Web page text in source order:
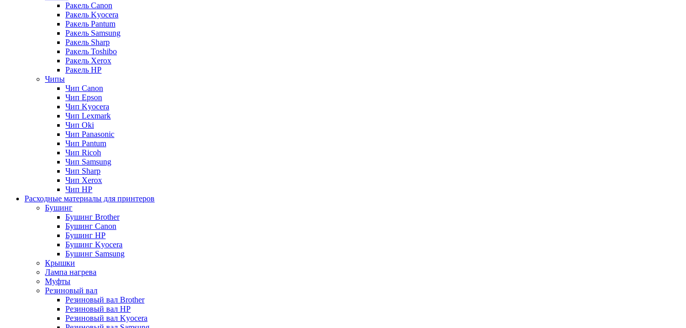
Ракель Canon
Ракель Kyocera
Ракель Pantum
Ракель Samsung
Ракель Sharp
Ракель Toshibo
Ракель Xerox
Ракель НР
Чипы
Чип Canon
Чип Epson
Чип Kyocera
Чип Lexmark
Чип Oki
Чип Panasonic
Чип Pantum
Чип Ricoh
Чип Samsung
Чип Sharp
Чип Xerox
Чип НР
Расходные материалы для принтеров
Бушинг
Бушинг Brother
Бушинг Canon
Бушинг HP
Бушинг Kyocera
Бушинг Samsung
Крышки
Лампа нагрева
Муфты
Резиновый вал
Резиновый вал Brother
Резиновый вал HP
Резиновый вал Kyocera